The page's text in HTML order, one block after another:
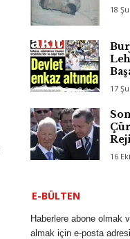
18
17
16
E-BÜLTEN
Haberlere abone olmak
almak için e-posta